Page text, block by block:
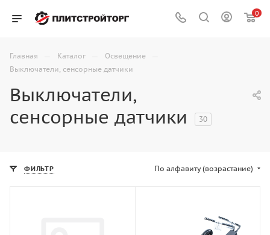
0
Главная — Каталог — Освещение —
Выключатели, сенсорные датчики
Выключатели,
сенсорные датчики
30
ФИЛЬТР По алфавиту (возрастание)